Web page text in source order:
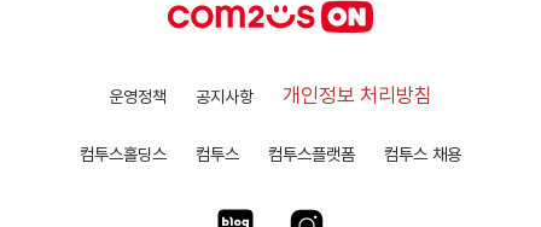
운영정책 공지사항 개인정보 처리방침
컴투스홀딩스 컴투스 컴투스플랫폼 컴투스 채용